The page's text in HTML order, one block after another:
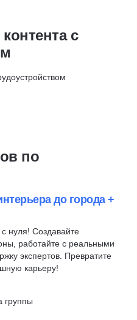
с
по
до города +
нуля! Создавайте
работайте с реальными
экспертов. Превратите
карьеру!
группы